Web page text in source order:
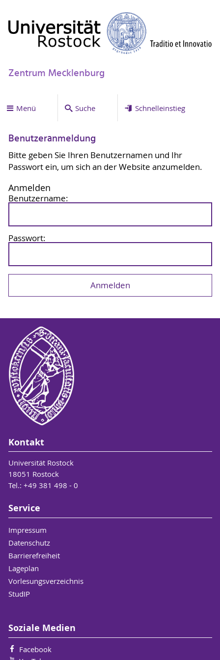
Zentrum Mecklenburg
Menü Suche Schnelleinstieg
Benutzeranmeldung
Bitte geben Sie Ihren Benutzernamen und Ihr
Passwort ein, um sich an der Website anzumelden.
Anmelden
Benutzername:
Passwort:
Kontakt
Universität Rostock
18051 Rostock
Tel.: +49 381 498 - 0
Service
Impressum
Datenschutz
Barrierefreiheit
Lageplan
Vorlesungsverzeichnis
StudIP
Soziale Medien
Facebook